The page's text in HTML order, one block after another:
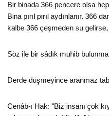
Bir binada 366 pencere olsa
Bina pırıl pırıl aydınlanır. 366
kalbe 366 çeşmeden su
Söz ile bir sâdık muhib
Derde düşmeyince aranmaz
Cenâb-ı Hak: "Biz insanı çok